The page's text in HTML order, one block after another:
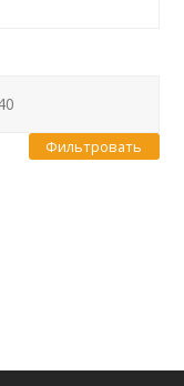
Фильтровать